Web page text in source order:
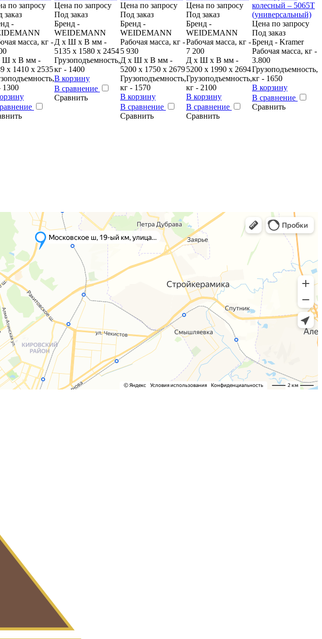
по запросу
заказ
-
масса, кг -
Ш x В мм -
x 1410 x 2535
1300
Цена по запросу
Под заказ
Бренд -
WEIDEMANN
Д x Ш x В мм -
5135 x 1580 x 2454
Грузоподъемность,
кг - 1400
В корзину
В сравнение
Сравнить
Цена по запросу
Под заказ
Бренд -
WEIDEMANN
Рабочая масса, кг -
5 930
Д x Ш x В мм -
5200 x 1750 x 2679
Грузоподъемность,
кг - 1570
В корзину
В сравнение
Сравнить
Цена по запросу
Под заказ
Бренд -
WEIDEMANN
Рабочая масса, кг -
7 200
Д x Ш x В мм -
5200 x 1990 x 2694
Грузоподъемность,
кг - 2100
В корзину
В сравнение
Сравнить
Цена по запросу
Под заказ
Бренд - Kramer
Рабочая масса, кг -
3.800
Грузоподъемность,
кг - 1650
В корзину
В сравнение
Сравнить